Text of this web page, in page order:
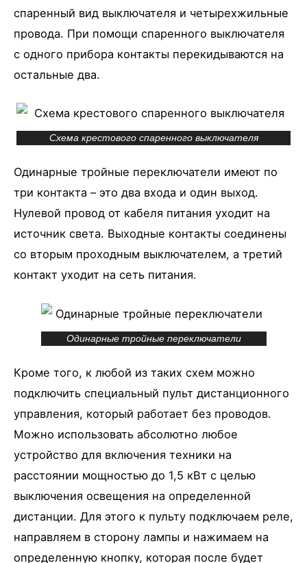
спаренный вид выключателя и четырехжильные
провода. При помощи спаренного выключателя
с одного прибора контакты перекидываются на
остальные два.
Схема крестового спаренного выключателя
Одинарные тройные переключатели имеют по
три контакта – это два входа и один выход.
Нулевой провод от кабеля питания уходит на
источник света. Выходные контакты соединены
со вторым проходным выключателем, а третий
контакт уходит на сеть питания.
Одинарные тройные переключатели
Кроме того, к любой из таких схем можно
подключить специальный пульт дистанционного
управления, который работает без проводов.
Можно использовать абсолютно любое
устройство для включения техники на
расстоянии мощностью до 1,5 кВт с целью
выключения освещения на определенной
дистанции. Для этого к пульту подключаем реле,
направляем в сторону лампы и нажимаем на
определенную кнопку, которая после будет